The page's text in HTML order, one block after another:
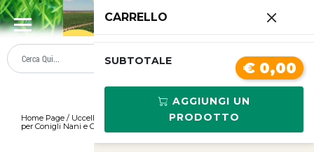
Home Page / Uccelli e Piccoli Animali
Lettiera Vegetale Biolitter 8 Litri
per Conigli Nani e Gatti - Comfort e Salute
CARRELLO
SUBTOTALE € 0,00
AGGIUNGI UN
PRODOTTO